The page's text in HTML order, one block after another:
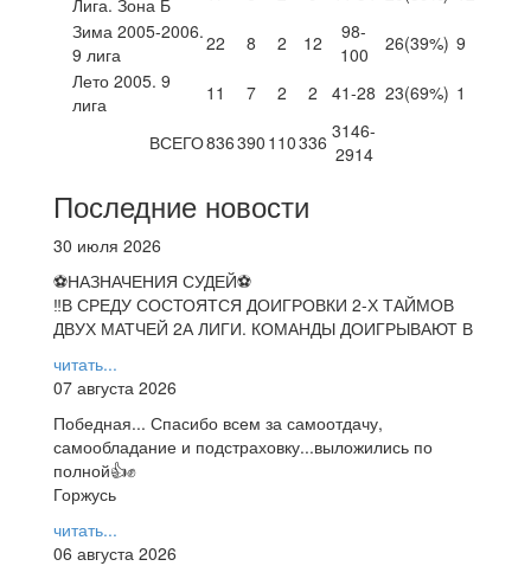
Зима 2005-2006.
9 лига
22 8 2 12
98-
100
26(39%) 9
Лето 2005. 9
лига
11 7 2 2 41-28 23(69%) 1
ВСЕГО836390 110336 3146-
2914
Последние новости
30 июля 2026
⚽НАЗНАЧЕНИЯ СУДЕЙ⚽
‼В СРЕДУ СОСТОЯТСЯ ДОИГРОВКИ 2-Х ТАЙМОВ
ДВУХ МАТЧЕЙ 2А ЛИГИ. КОМАНДЫ ДОИГРЫВАЮТ В
читать...
07 августа 2026
Победная... Спасибо всем за самоотдачу,
самообладание и подстраховку...выложились по
полной👍✊
Горжусь
читать...
06 августа 2026